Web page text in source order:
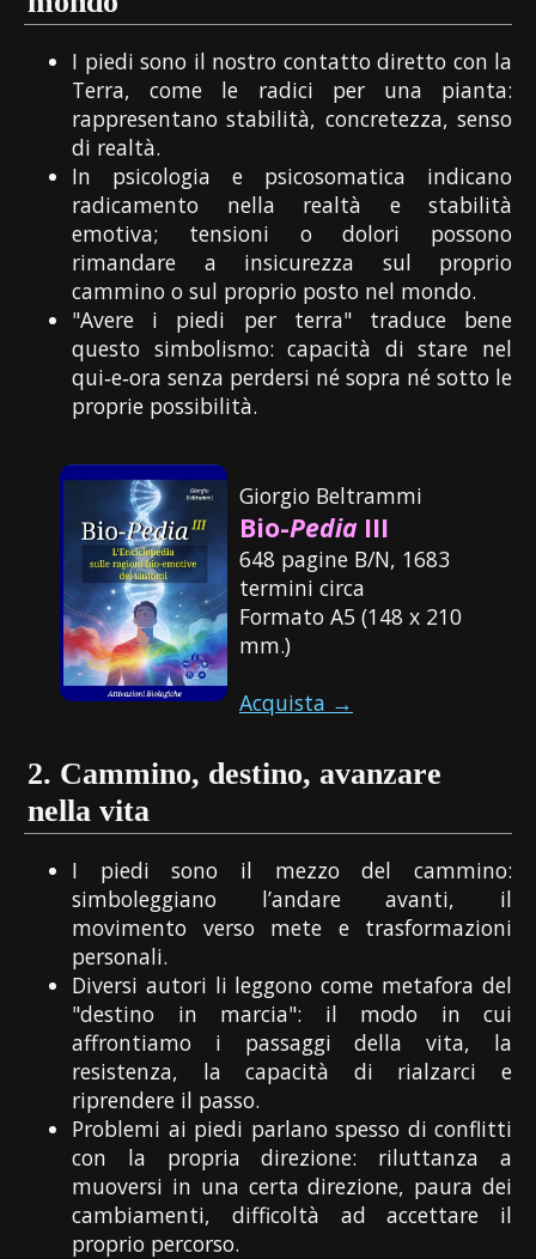
I piedi sono il nostro contatto diretto con la
Terra, come le radici per una pianta:
rappresentano stabilità, concretezza, senso
di realtà.
In psicologia e psicosomatica indicano
radicamento nella realtà e stabilità
emotiva; tensioni o dolori possono
rimandare a insicurezza sul proprio
cammino o sul proprio posto nel mondo.
"Avere i piedi per terra" traduce bene
questo simbolismo: capacità di stare nel
qui‑e‑ora senza perdersi né sopra né sotto le
proprie possibilità.
Giorgio Beltrammi
Bio-Pedia III
648 pagine B/N, 1683
termini circa
Formato A5 (148 x 210
mm.)
Acquista →
2. Cammino, destino, avanzare
nella vita
I piedi sono il mezzo del cammino:
simboleggiano l’andare avanti, il
movimento verso mete e trasformazioni
personali.
Diversi autori li leggono come metafora del
"destino in marcia": il modo in cui
affrontiamo i passaggi della vita, la
resistenza, la capacità di rialzarci e
riprendere il passo.
Problemi ai piedi parlano spesso di conflitti
con la propria direzione: riluttanza a
muoversi in una certa direzione, paura dei
cambiamenti, difficoltà ad accettare il
proprio percorso.